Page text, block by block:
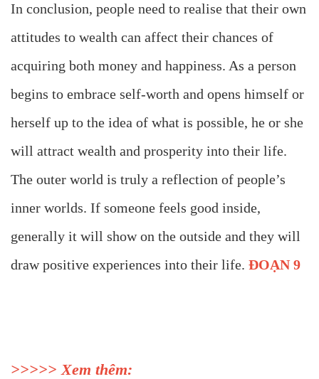
In conclusion, people need to realise that their own
attitudes to wealth can affect their chances of
acquiring both money and happiness. As a person
begins to embrace self-worth and opens himself or
herself up to the idea of what is possible, he or she
will attract wealth and prosperity into their life.
The outer world is truly a reflection of people’s
inner worlds. If someone feels good inside,
generally it will show on the outside and they will
draw positive experiences into their life. ĐOẠN 9
>>>>> Xem thêm: